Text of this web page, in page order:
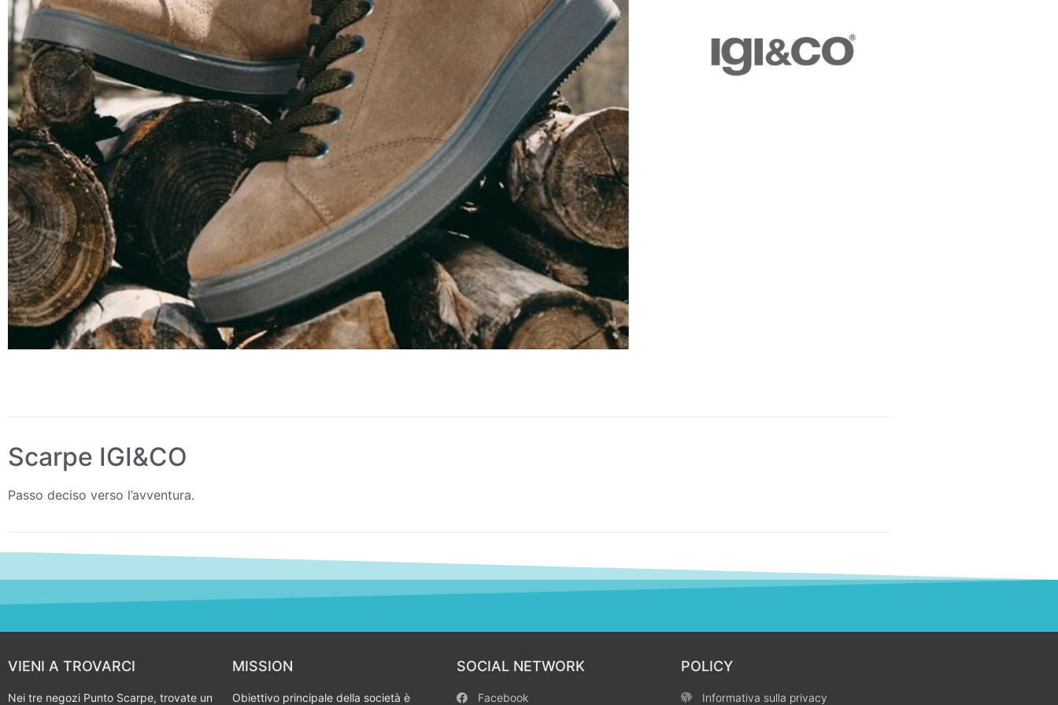
Scarpe IGI&CO
Passo deciso verso l’avventura.
VIENI A TROVARCI
Nei tre negozi Punto Scarpe, trovate un
MISSION
Obiettivo principale della società è
SOCIAL NETWORK
Facebook
POLICY
Informativa sulla privacy